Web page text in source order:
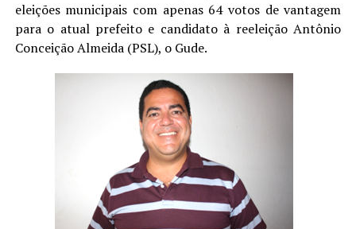
eleições municipais com apenas 64 votos de vantagem
para o atual prefeito e candidato à reeleição Antônio
Conceição Almeida (PSL), o Gude.